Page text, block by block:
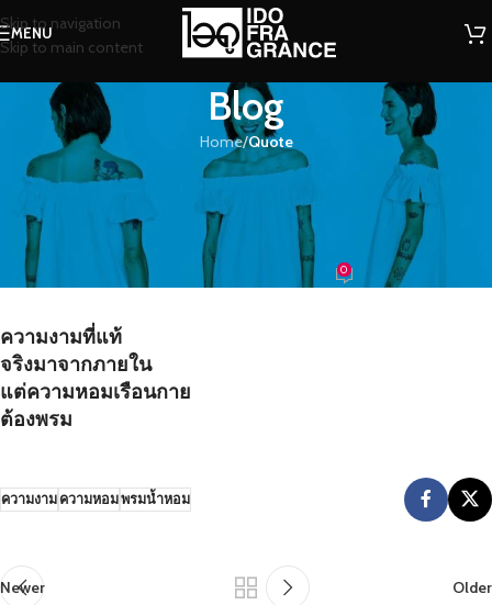
Skip to navigation
Skip to main content
MENU
Blog
Home/Quote
QUOTE
ความงามที่แท้จริงมาจากภายใน แต่
ความหอมเรือนกายต้องพรม
น้องน้ำหอม On 13/07/2016 0
ความงามที่แท้
จริงมาจากภายใน
แต่ความหอมเรือนกาย
ต้องพรม
ความงามความหอมพรมน้ำหอม
Newer Older